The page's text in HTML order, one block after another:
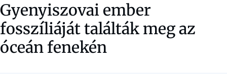
Gyenyiszovai ember
fosszíliáját találták meg az
óceán fenekén